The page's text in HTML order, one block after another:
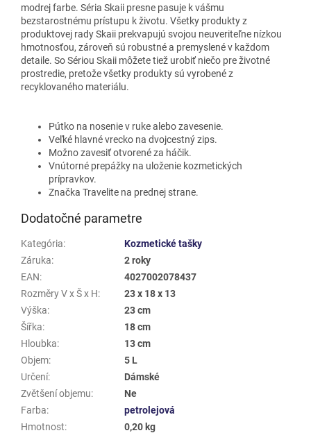
modrej farbe. Séria Skaii presne pasuje k vášmu
bezstarostnému prístupu k životu. Všetky produkty z
produktovej rady Skaii prekvapujú svojou neuveriteľne nízkou
hmotnosťou, zároveň sú robustné a premyslené v každom
detaile. So Sériou Skaii môžete tiež urobiť niečo pre životné
prostredie, pretože všetky produkty sú vyrobené z
recyklovaného materiálu.
Pútko na nosenie v ruke alebo zavesenie.
Veľké hlavné vrecko na dvojcestný zips.
Možno zavesiť otvorené za háčik.
Vnútorné prepážky na uloženie kozmetických
prípravkov.
Značka Travelite na prednej strane.
Dodatočné parametre
Kategória:
Kozmetické tašky
Záruka:
2 roky
EAN:
4027002078437
Rozměry V x Š x H:
23 x 18 x 13
Výška:
23 cm
Šířka:
18 cm
Hloubka:
13 cm
Objem:
5 L
Určení:
Dámské
Zvětšení objemu:
Ne
Farba:
petrolejová
Hmotnost:
0,20 kg